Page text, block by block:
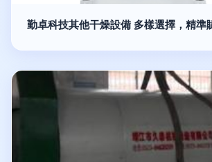
勤卓科技其他干燥設備 多樣選擇，精準